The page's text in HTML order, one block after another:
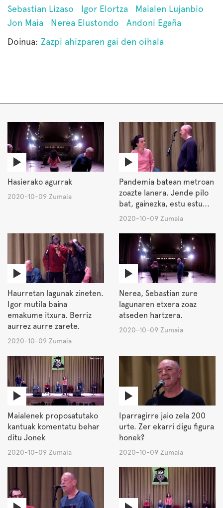
Sebastian Lizaso Igor Elortza
Maialen Lujanbio
Jon Maia
Nerea Elustondo
Andoni Egaña
Doinua: Zazpi ahizparen gai den oihala
Hasierako agurrak
2020-10-09 Zumaia
Pandemia batean metroan
zoazte lanera. Jende pilo
bat, gainezka, estu estu...
2020-10-09 Zumaia
Haurretan lagunak zineten.
Igor mutila baina
emakume itxura. Berriz
aurrez aurre zarete.
2020-10-09 Zumaia
Nerea, Sebastian zure
lagunaren etxera zoaz
atseden hartzera.
2020-10-09 Zumaia
Maialenek proposatutako
kantuak komentatu behar
ditu Jonek
2020-10-09 Zumaia
Iparragirre jaio zela 200
urte. Zer ekarri digu figura
honek?
2020-10-09 Zumaia